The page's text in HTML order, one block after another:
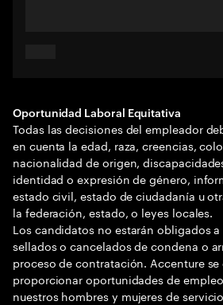
Oportunidad Laboral Equitativa
Todas las decisiones del empleador
en cuenta la edad, raza, creencias,
nacionalidad de origen,
identidad o expresión de género,
estado civil, estado de ciudadanía u
la federación, estado, o leyes locales.
Los candidatos no estarán obligados
sellados o cancelados de condena o
proceso de contratación. Accenture
proporcionar oportunidades de
nuestros hombres y mujeres de